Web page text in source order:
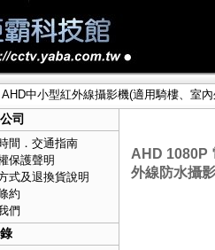
AHD中小型紅外線攝影機(適用騎樓、室
司
間．交通指南
保護聲明
式及退換貨說明
約
們
AHD 1080P
外線防水攝